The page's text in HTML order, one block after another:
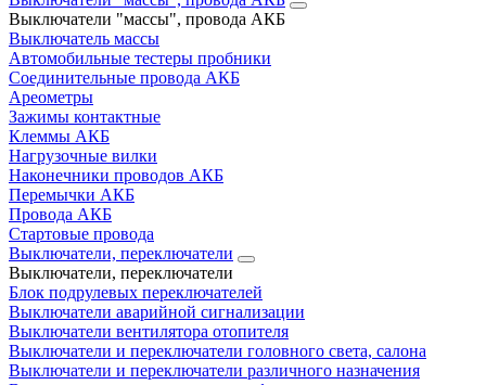
Выключатели "массы", провода АКБ
Выключатель массы
Автомобильные тестеры пробники
Соединительные провода АКБ
Ареометры
Зажимы контактные
Клеммы АКБ
Нагрузочные вилки
Наконечники проводов АКБ
Перемычки АКБ
Провода АКБ
Стартовые провода
Выключатели, переключатели
Выключатели, переключатели
Блок подрулевых переключателей
Выключатели аварийной сигнализации
Выключатели вентилятора отопителя
Выключатели и переключатели головного света, салона
Выключатели и переключатели различного назначения